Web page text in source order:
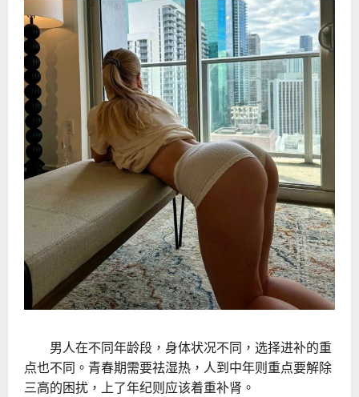
男人在不同年龄段，身体状况不同，选择进补的重
点也不同。青春期需要祛湿热，人到中年则重点要解除
三高的困扰，上了年纪则应该着重补肾。